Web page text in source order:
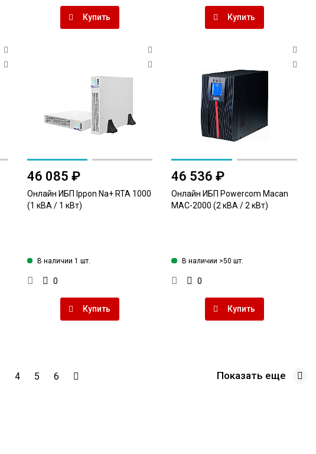
Купить Купить
46 085 ₽
Онлайн ИБП Ippon Na+ RTA 1000
(1 кВА / 1 кВт)
В наличии 1 шт.
0
Купить
46 536 ₽
Онлайн ИБП Powercom Macan
MAC-2000 (2 кВА / 2 кВт)
В наличии >50 шт.
0
Купить
4 5 6 Показать еще